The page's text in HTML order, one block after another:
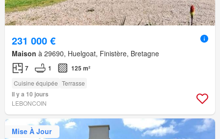
231 000 €
Maison à 29690, Huelgoat, Finistère, Bretagne
7 1 125 m²
Cuisine équipée Terrasse
Il y a 10 jours
LEBONCOIN
Mise À Jour